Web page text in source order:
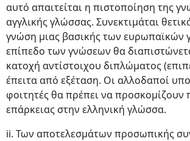
αυτό απαιτείται η πιστοποίηση της
αγγλικής γλώσσας. Συνεκτιμάται
γνώση μιας βασικής των ευρωπαϊκών
επίπεδο των γνώσεων θα
κατοχή αντίστοιχου διπλώματος
έπειτα από εξέταση. Oι αλλοδαποί
φοιτητές θα πρέπει να προσκομίζουν
επάρκειας στην ελληνική γλώσσα.
ii. Των αποτελεσμάτων προσωπικής